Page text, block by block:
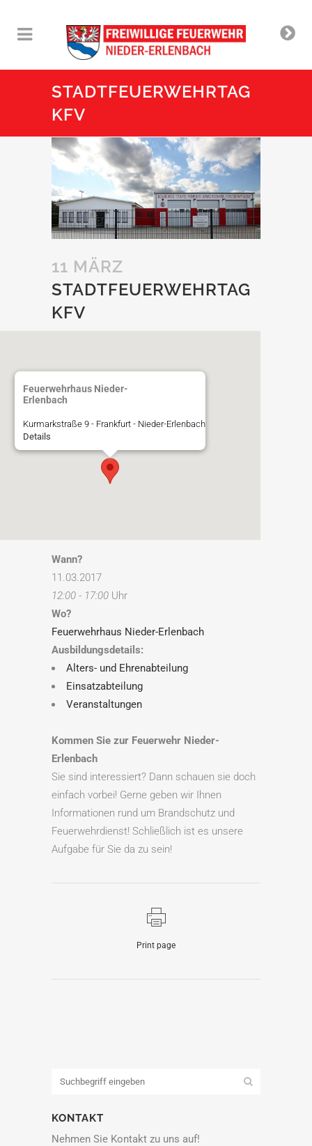
STADTFEUERWEHRTAG
KFV
11 MÄRZ
STADTFEUERWEHRTAG
KFV
Feuerwehrhaus Nieder-
Erlenbach
Kurmarkstraße 9 - Frankfurt - Nieder-Erlenbach
Details
Wann?
11.03.2017
12:00 - 17:00 Uhr
Wo?
Feuerwehrhaus Nieder-Erlenbach
Ausbildungsdetails:
Alters- und Ehrenabteilung
Einsatzabteilung
Veranstaltungen
Kommen Sie zur Feuerwehr Nieder-
Erlenbach
Sie sind interessiert? Dann schauen sie doch
einfach vorbei! Gerne geben wir Ihnen
Informationen rund um Brandschutz und
Feuerwehrdienst! Schließlich ist es unsere
Aufgabe für Sie da zu sein!
Print page
KONTAKT
Nehmen Sie Kontakt zu uns auf!